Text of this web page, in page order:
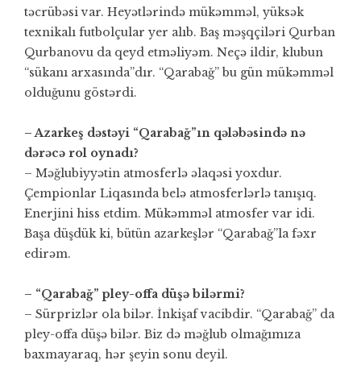
təcrübəsi var. Heyətlərində mükəmməl, yüksək
texnikalı futbolçular yer alıb. Baş məşqçiləri Qurban
Qurbanovu da qeyd etməliyəm. Neçə ildir, klubun
“sükanı arxasında”dır. “Qarabağ” bu gün mükəmməl
olduğunu göstərdi.
– Azarkeş dəstəyi “Qarabağ”ın qələbəsində nə
dərəcə rol oynadı?
– Məğlubiyyətin atmosferlə əlaqəsi yoxdur.
Çempionlar Liqasında belə atmosferlərlə tanışıq.
Enerjini hiss etdim. Mükəmməl atmosfer var idi.
Başa düşdük ki, bütün azarkeşlər “Qarabağ”la fəxr
edirəm.
– “Qarabağ” pley-offa düşə bilərmi?
– Sürprizlər ola bilər. İnkişaf vacibdir. “Qarabağ” da
pley-offa düşə bilər. Biz də məğlub olmağımıza
baxmayaraq, hər şeyin sonu deyil.